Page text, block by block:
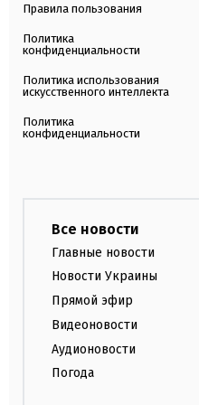
Правила пользования
Политика
конфиденциальности
Политика использования
искусственного интеллекта
Политика
конфиденциальности
Все новости
Главные новости
Новости Украины
Прямой эфир
Видеоновости
Аудионовости
Погода